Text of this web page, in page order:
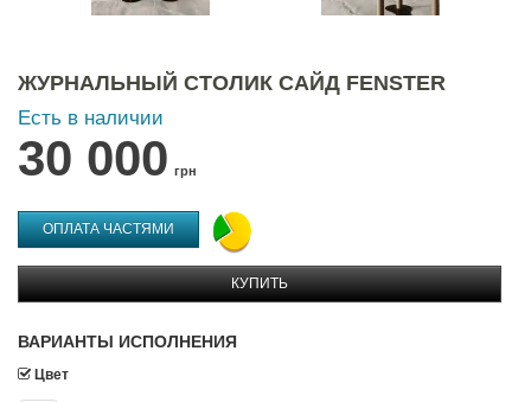
ЖУРНАЛЬНЫЙ СТОЛИК САЙД FENSTER
Есть в наличии
30 000 грн
ОПЛАТА ЧАСТЯМИ
КУПИТЬ
ВАРИАНТЫ ИСПОЛНЕНИЯ
Цвет